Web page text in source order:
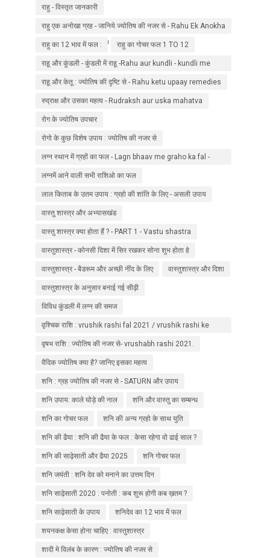
राहु - विस्तृत जानकारी
राहु एक अनोखा ग्रह - जानिये ज्योतिष की नजर से - Rahu Ek Anokha
Grah - Janiye jyotish ki najar se.
राहु का 12 भाव में फल : राहु का गोचर फल 1 TO 12
राहू और कुंडली - कुंडली में राहू -Rahu aur kundli - kundli me
rahu
राहू और केतू : ज्योतिष की दृष्टि से - Rahu ketu upaay remedies
रुद्राक्ष और उसका महत्व - Rudraksh aur uska mahatva
रोग के ज्योतिष उपचार
रोगो के कुछ विशेष उपाय : ज्योतिष की नजर से
लग्न स्थान में ग्रहों का फल - Lagn bhaav me graho ka fal -
jyotish in hindi
लग्नमें आने वाली सभी राशिओ का फल
लाल किताब के उतम उपाय : ग्रहो की शांति के लिए - असली उपाय
वास्तु शास्त्र और अभ्यासखंड
वास्तु शास्त्र क्या होता हैं ? - PART 1 - Vastu shastra
वास्तुशास्त्र - कोनसी दिशा में सिर रखकर सोना शुभ होता हे
वास्तुशास्त्र - बैडरूम और अच्छी नींद के लिए वास्तुशास्त्र और दिशा
वास्तुशास्त्र के अनुसार बनाई गई सीढ़ी
विविध कुंडली में लग्न की समज
वृश्चिक राशि : vrushik rashi fal 2021 / vrushik rashi ke
upaay
वृषभ राशि : ज्योतिष की नजर से- vrushabh rashi 2021.
वैदिक ज्योतिष क्या है? जानिए इसका महत्व
शनि : ग्रह ज्योतिष की नजर से - SATURN और उपाय
शनि उपाय: काले घोड़े की नाल शनि और वास्तु का सम्बन्ध
शनि का गोचर फल शनि की अन्य ग्रहो के साथ युति
शनि की ढैया : शनि की ढैया के फल : केसा रहेगा वो ढाई साल ?
शनि की साढ़ेसाती और ढैया 2025 शनि गोचर फल
शनि जयंती : शनि देव को मनाने का उत्तम दिन
शनि साढ़ेसाती 2020 : पनोती : कब शुरू होगी कब ख़तम ?
शनि साढ़ेसाती के उपाय शनिदेव का 12 भाव में फल
शयनकक्ष केसा होना चाहिए : वास्तुशास्त्र
शादी मे विलंब के कारण : ज्योतिष की नजर से